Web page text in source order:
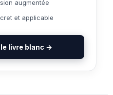
augmentée
et applicable
livre blanc →